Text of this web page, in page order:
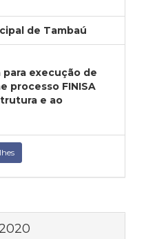
de Tambaú
execução de
processo FINISA
e ao